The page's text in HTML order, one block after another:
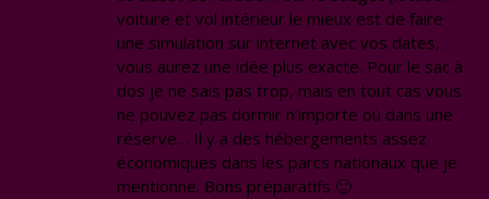
voiture et vol intérieur le mieux est de faire
une simulation sur internet avec vos dates,
vous aurez une idée plus exacte. Pour le sac à
dos je ne sais pas trop, mais en tout cas vous
ne pouvez pas dormir n’importe où dans une
réserve… Il y a des hébergements assez
économiques dans les parcs nationaux que je
mentionne. Bons préparatifs 🙂